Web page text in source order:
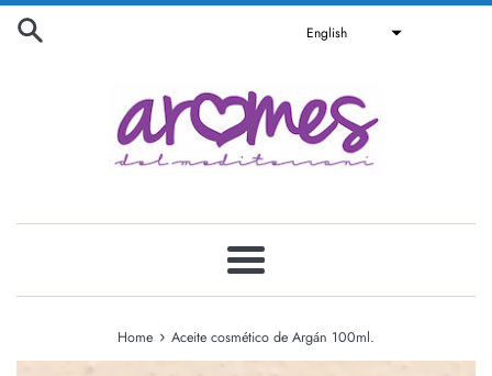
Skip
English
Menu
Home › Aceite cosmético de Argán 100ml.